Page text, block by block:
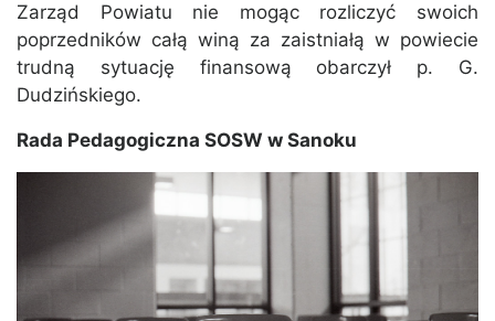
Zarząd Powiatu nie mogąc rozliczyć swoich
poprzedników całą winą za zaistniałą w powiecie
trudną sytuację finansową obarczył p. G.
Dudzińskiego.
Rada Pedagogiczna SOSW w Sanoku